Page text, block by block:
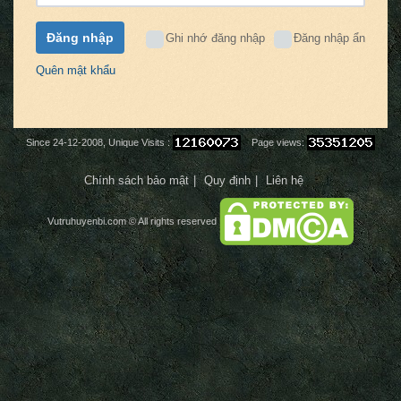
Ghi nhớ đăng nhập Đăng nhập ẩn
Đăng nhập
Quên mật khẩu
Since 24-12-2008, Unique Visits : Page views:
Chính sách bảo mật Quy định Liên hệ
Vutruhuyenbi.com© All rights reserved